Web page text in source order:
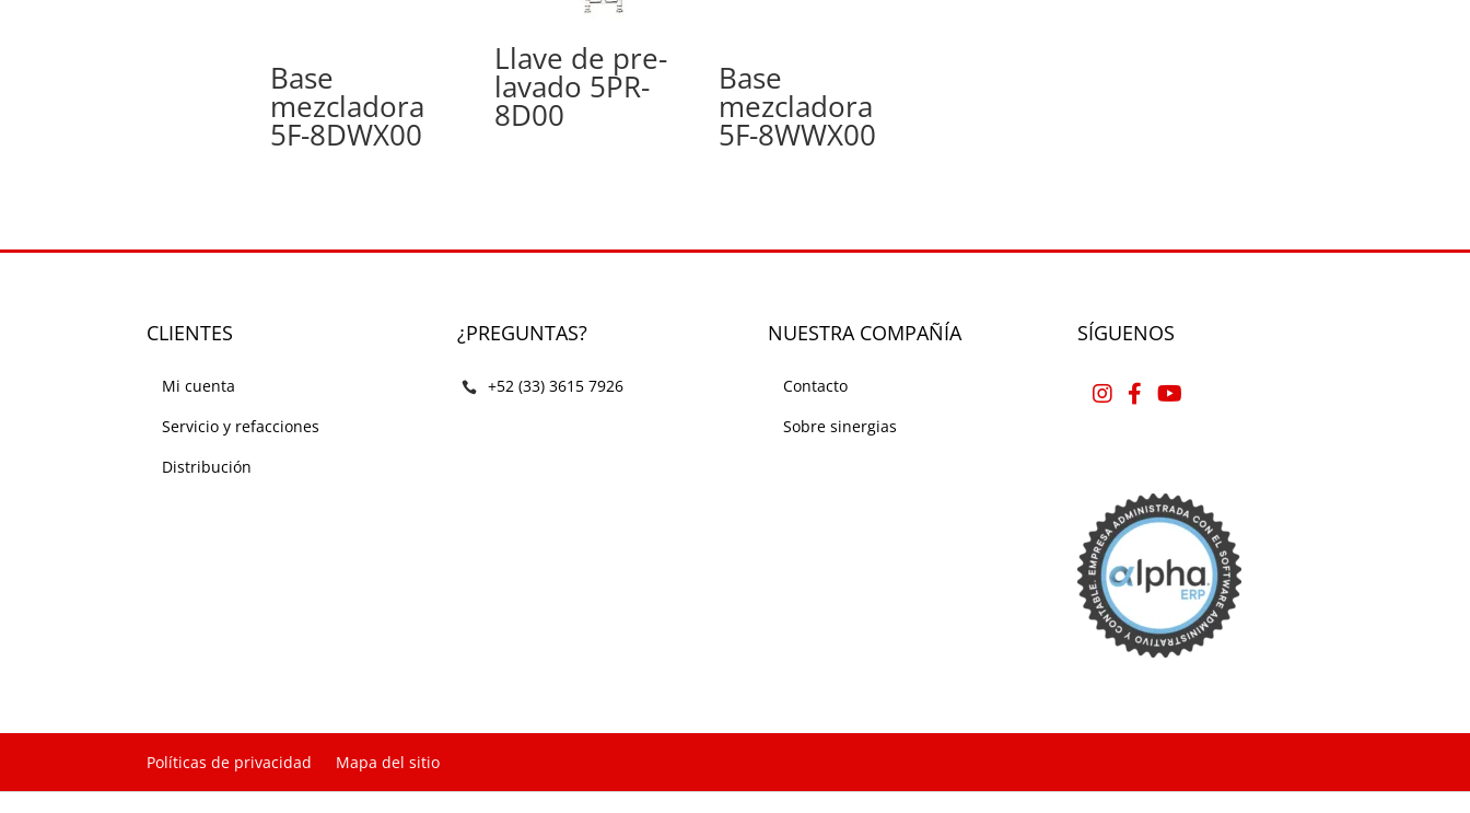
Base
mezcladora
5F-8DWX00
Llave de pre-
lavado 5PR-
8D00
Base
mezcladora
5F-8WWX00
CLIENTES
Mi cuenta
Servicio y refacciones
Distribución
¿PREGUNTAS?
+52 (33) 3615 7926
NUESTRA COMPAÑÍA
Contacto
Sobre sinergias
SÍGUENOS
Políticas de privacidad Mapa del sitio